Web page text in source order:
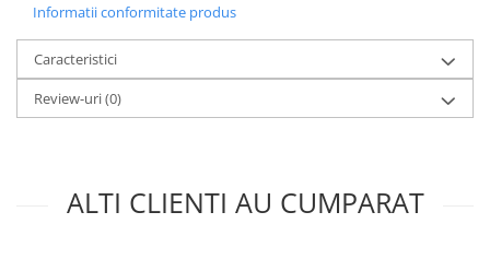
Lungimea lamei: 180 mm
Lungimea manerului: 130 mm
Latimea lamei: 40 mm
Grosimea lamei: 4 mm
Greutate: 360 g
Material lamei: otel inoxidabil 440
Informatii conformitate produs
Caracteristici
Review-uri(0)
ALTI CLIENTI AU CUMPARAT